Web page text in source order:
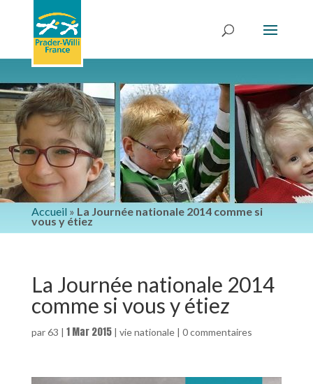
Accueil » La Journée nationale 2014 comme si
vous y étiez
La Journée nationale 2014
comme si vous y étiez
par63 | 1 Mar 2015| vie nationale| 0 commentaires